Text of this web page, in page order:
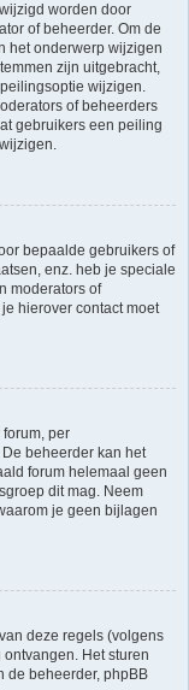
worden door
of beheerder. Om de
het onderwerp wijzigen
zijn uitgebracht,
wijzigen.
of beheerders
gebruikers een peiling
bepaalde gebruikers of
enz. heb je speciale
moderators of
hierover contact moet
per
beheerder kan het
forum helemaal geen
dit mag. Neem
je geen bijlagen
deze regels (volgens
Het sturen
de beheerder, phpBB